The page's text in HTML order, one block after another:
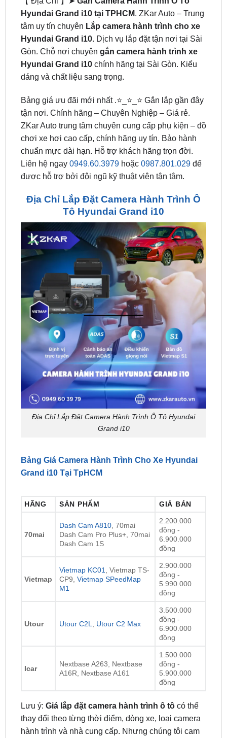
Hyundai Grand i10. Dịch vụ lắp đặt tận nơi tại Sài
Gòn. Chỗ nơi chuyêngắn camera hành trình xe
Hyundai Grand i10chính hãng tại Sài Gòn. Kiểu
dáng và chất liệu sang trọng.
Bảng giá ưu đãi mới nhất .⭐_⭐_⭐ Gắn lắp gần đây
ZKar Auto trung tâm chuyên cung cấp phụ kiện – đồ
chơi xe hơi cao cấp, chính hãng uy tín. Bảo hành
chuẩn mực dài hạn. Hỗ trợ khách hãng trọn đời.
Liên hệ ngay0949.60.3979hoặc0987.801.029để
được hỗ trợ bởi đội ngũ kỹ thuật viên tận tâm.
Địa Chỉ Lắp Đặt Camera Hành Trình Ô
Địa Chỉ Lắp Đặt Camera Hành Trình Ô Tô Hyundai
Grand i10
Bảng Giá Camera Hành Trình Cho Xe Hyundai
HÃNG SẢN PHẨM
70mai
Dash Cam A810
Dash Cam Pro Plus+, 70mai
đồng -
đồng
Vietmap KC01
2.900.000
đồng -
đồng
3.500.000
đồng -
đồng
1.500.000
đồng -
đồng
Giá lắp đặt camera hành trình ô tôcó thể
hành trình và nhà cung cấp. Nhưng chúng tôi cam
kết sẽ thường xuyên cập nhật giá chính xác. Để
được hỗ trợ báo giá chi tiết, vui lòng liên hệ hotline: